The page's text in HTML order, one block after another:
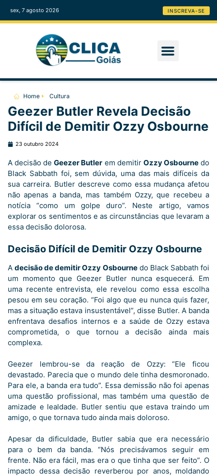
sex, 7 agosto 2026 INSCREVA-SE
Home Cultura
Geezer Butler Revela Decisão
Difícil de Demitir Ozzy Osbourne
23 outubro 2024
A decisão deGeezer Butler em demitir Ozzy Osbournedo
Black Sabbath foi, sem dúvida, uma das mais difíceis da
sua carreira. Butler descreve como essa mudança afetou
não apenas a banda, mas também Ozzy, que recebeu a
notícia “como um golpe duro”. Neste artigo, vamos
explorar os sentimentos e as circunstâncias que levaram a
essa decisão dolorosa.
Decisão Difícil de Demitir Ozzy Osbourne
Adecisão de demitir Ozzy Osbournedo Black Sabbath foi
um momento que Geezer Butler nunca esquecerá. Em
uma recente entrevista, ele revelou como essa escolha
pesou em seu coração. “Foi algo que eu nunca quis fazer,
mas a situação estava insustentável”, disse Butler. A banda
enfrentava desafios internos e a saúde de Ozzy estava
comprometida, o que tornou a decisão ainda mais
complexa.
Geezer lembrou-se da reação de Ozzy: “Ele ficou
devastado. Parecia que o mundo dele tinha desmoronado.
Para ele, a banda era tudo”. Essa demissão não foi apenas
uma questão profissional, mas também uma questão de
amizade e lealdade. Butler sentiu que estava traindo um
amigo, o que tornava tudo ainda mais doloroso.
Apesar da dificuldade, Butler sabia que era necessário
para o bem da banda. “Nós precisávamos seguir em
frente. Não era fácil, mas era o que tinha que ser feito”. O
impacto dessa decisão reverberou por anos, moldando